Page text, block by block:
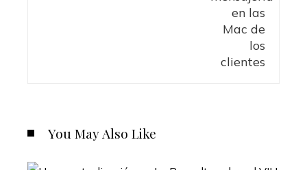
You May Also Like